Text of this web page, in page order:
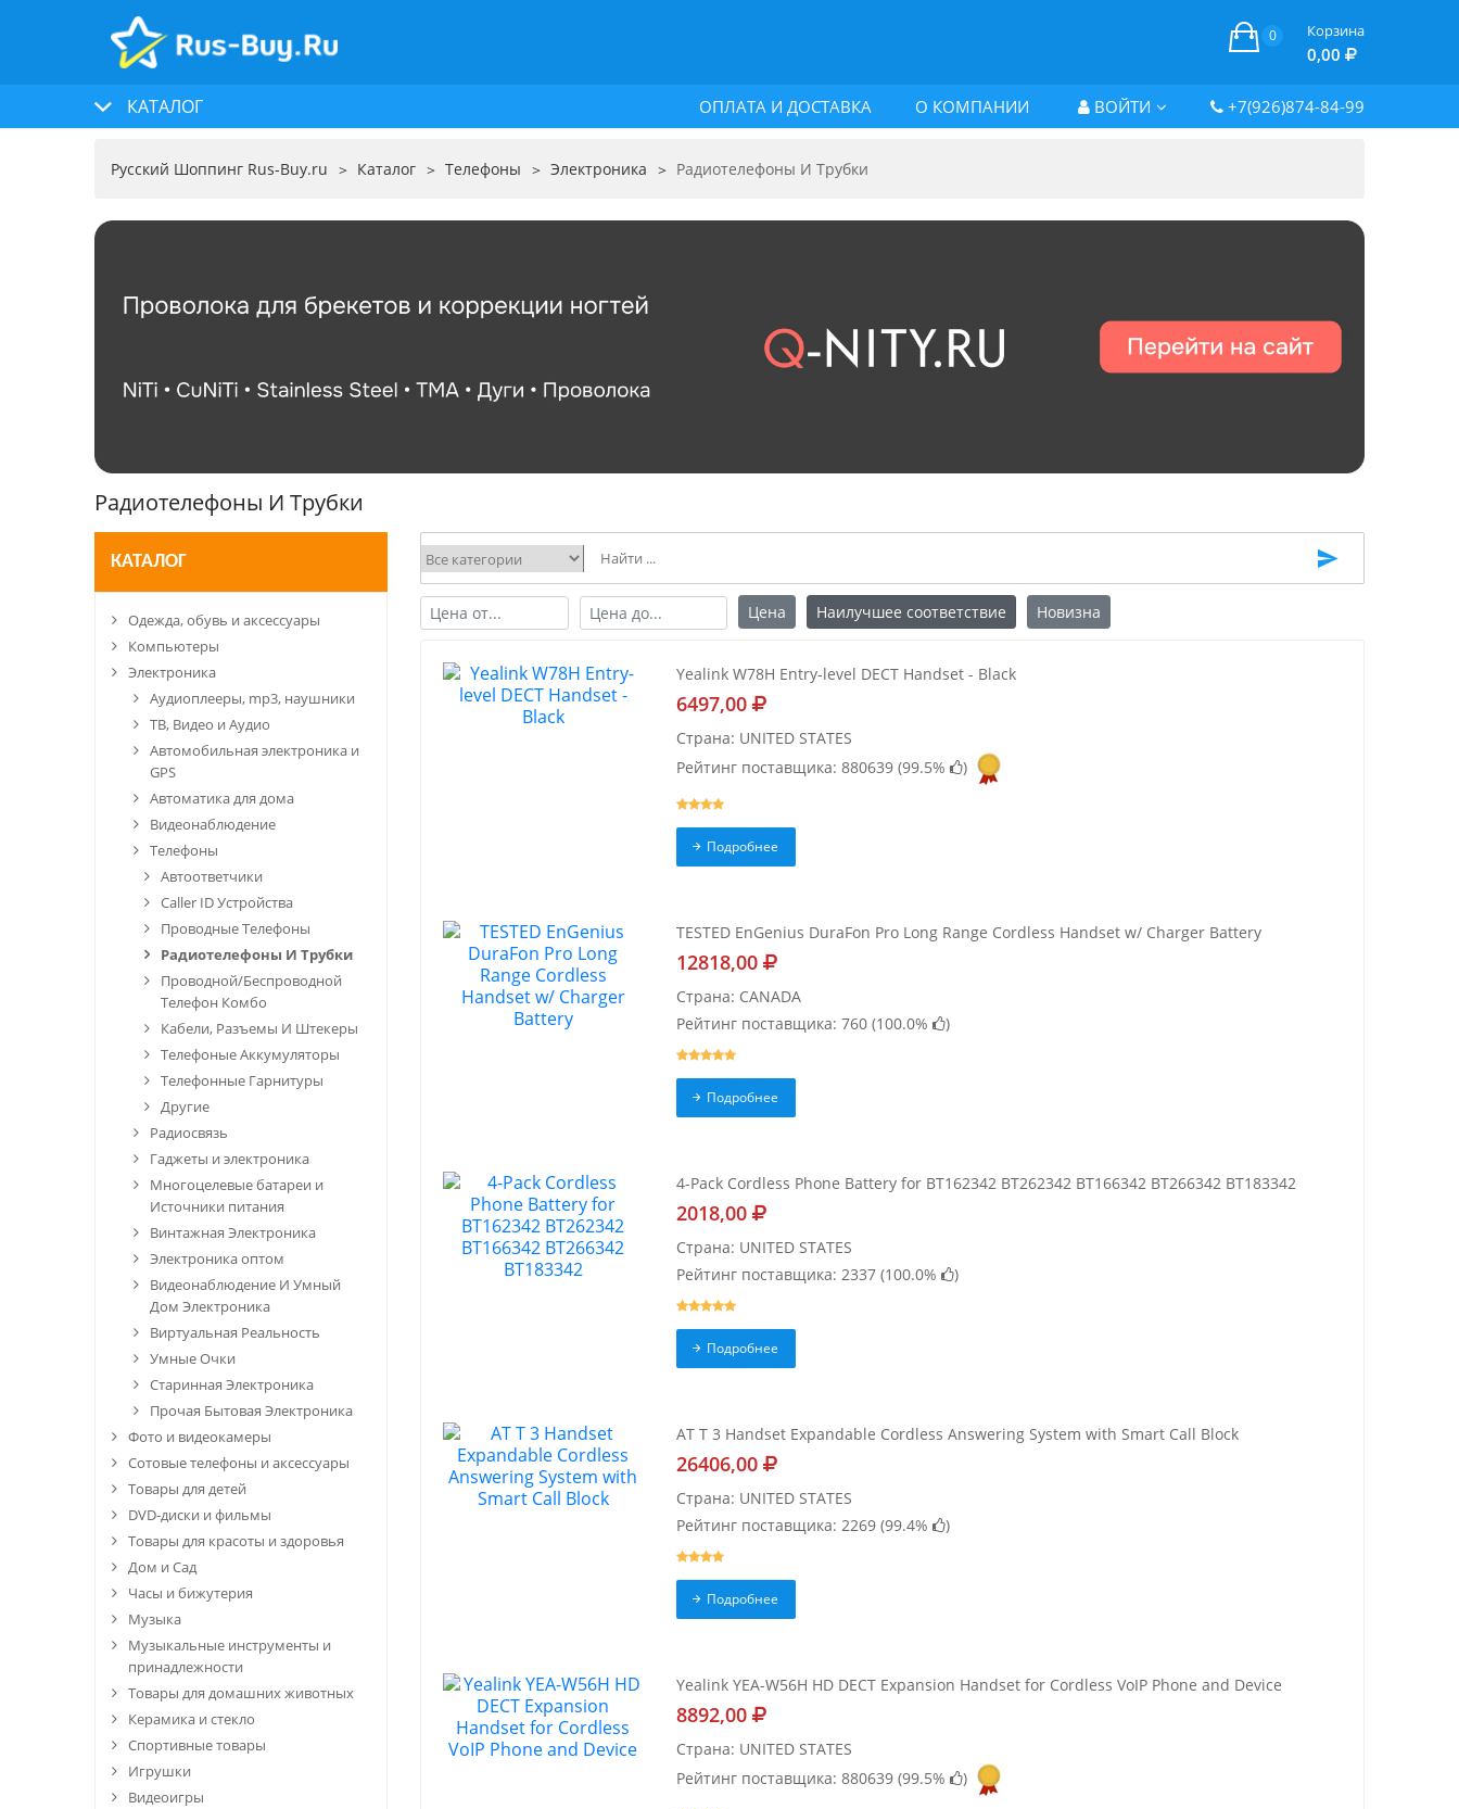
0 Корзина
0,00
КАТАЛОГ ОПЛАТА И ДОСТАВКА О КОМПАНИИ ВОЙТИ +7(926)874-84-99
Русский Шоппинг Rus-Buy.ru Каталог Телефоны Электроника Радиотелефоны И Трубки
Радиотелефоны И Трубки
КАТАЛОГ
Одежда, обувь и аксессуары
Компьютеры
Электроника
Аудиоплееры, mp3, наушники
ТВ, Видео и Аудио
Автомобильная электроника и
GPS
Автоматика для дома
Видеонаблюдение
Телефоны
Автоответчики
Caller ID Устройства
Проводные Телефоны
Радиотелефоны И Трубки
Проводной/Беспроводной
Телефон Комбо
Кабели, Разъемы И Штекеры
Телефоные Аккумуляторы
Телефонные Гарнитуры
Другие
Радиосвязь
Гаджеты и электроника
Многоцелевые батареи и
Источники питания
Винтажная Электроника
Электроника оптом
Видеонаблюдение И Умный
Дом Электроника
Виртуальная Реальность
Умные Очки
Старинная Электроника
Прочая Бытовая Электроника
Фото и видеокамеры
Сотовые телефоны и аксессуары
Товары для детей
DVD-диски и фильмы
Товары для красоты и здоровья
Дом и Сад
Часы и бижутерия
Музыка
Музыкальные инструменты и
принадлежности
Товары для домашних животных
Керамика и стекло
Спортивные товары
Игрушки
Видеоигры
Цена Наилучшее соответствие Новизна
Yealink W78H Entry-level DECT Handset - Black
6497,00
Страна: UNITED STATES
Рейтинг поставщика: 880639 (99.5% )
Подробнее
TESTED EnGenius DuraFon Pro Long Range Cordless Handset w/ Charger Battery
12818,00
Страна: CANADA
Рейтинг поставщика: 760 (100.0% )
Подробнее
4-Pack Cordless Phone Battery for BT162342 BT262342 BT166342 BT266342 BT183342
2018,00
Страна: UNITED STATES
Рейтинг поставщика: 2337 (100.0% )
Подробнее
AT T 3 Handset Expandable Cordless Answering System with Smart Call Block
26406,00
Страна: UNITED STATES
Рейтинг поставщика: 2269 (99.4% )
Подробнее
Yealink YEA-W56H HD DECT Expansion Handset for Cordless VoIP Phone and Device
8892,00
Страна: UNITED STATES
Рейтинг поставщика: 880639 (99.5% )